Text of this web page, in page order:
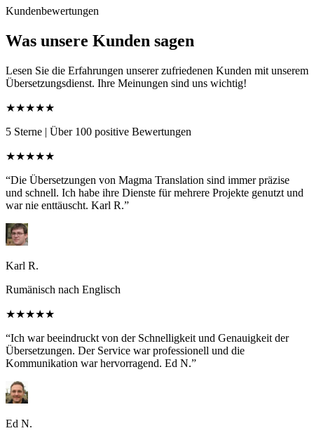
Kundenbewertungen
Was unsere Kunden sagen
Lesen Sie die Erfahrungen unserer zufriedenen Kunden mit unserem
Übersetzungsdienst. Ihre Meinungen sind uns wichtig!
★★★★★
5 Sterne | Über 100 positive Bewertungen
★★★★★
“Die Übersetzungen von Magma Translation sind immer präzise
und schnell. Ich habe ihre Dienste für mehrere Projekte genutzt und
war nie enttäuscht. Karl R.”
Karl R.
Rumänisch nach Englisch
★★★★★
“Ich war beeindruckt von der Schnelligkeit und Genauigkeit der
Übersetzungen. Der Service war professionell und die
Kommunikation war hervorragend. Ed N.”
Ed N.